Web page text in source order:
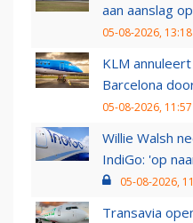
aan aanslag
05-08-2026, 13:18
KLM
Barcelona
05-08-2026, 11:57
Willie Walsh
IndiGo: 'op
05-08-2026,
Transavia